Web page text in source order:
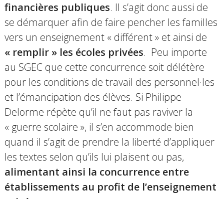
financières publiques. Il s’agit donc aussi de
se démarquer afin de faire pencher les familles
vers un enseignement « différent » et ainsi de
« remplir » les écoles privées. Peu importe
au SGEC que cette concurrence soit délétère
pour les conditions de travail des personnel·les
et l’émancipation des élèves. Si Philippe
Delorme répète qu’il ne faut pas raviver la
« guerre scolaire », il s’en accommode bien
quand il s’agit de prendre la liberté d’appliquer
les textes selon qu’ils lui plaisent ou pas,
alimentant ainsi la concurrence entre
établissements au profit de l’enseignement